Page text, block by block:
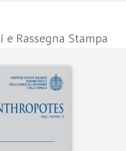
e Rassegna Stampa